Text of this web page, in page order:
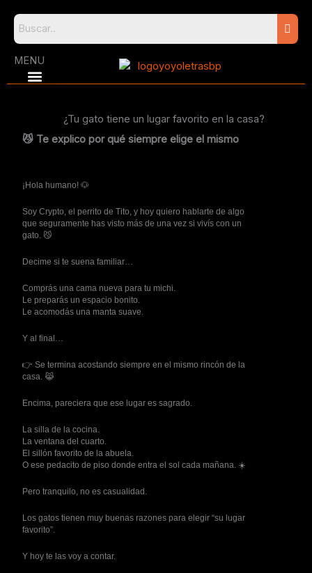
content
MENU
¿Tu gato tiene un lugar favorito en la casa?
😼 Te explico por qué siempre elige el mismo
¡Hola humano! 🐶
Soy Crypto, el perrito de Tito, y hoy quiero hablarte de algo
que seguramente has visto más de una vez si vivís con un
gato. 😼
Decime si te suena familiar…
Comprás una cama nueva para tu michi.
Le preparás un espacio bonito.
Le acomodás una manta suave.
Y al final…
👉 Se termina acostando siempre en el mismo rincón de la
casa. 😹
Encima, pareciera que ese lugar es sagrado.
La silla de la cocina.
La ventana del cuarto.
El sillón favorito de la abuela.
O ese pedacito de piso donde entra el sol cada mañana. ☀️
Pero tranquilo, no es casualidad.
Los gatos tienen muy buenas razones para elegir “su lugar
favorito”.
Y hoy te las voy a contar.